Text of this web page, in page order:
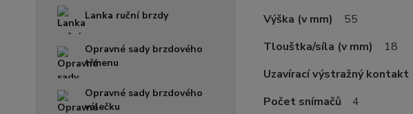
Lanka ruční brzdy
Opravné sady brzdového
třmenu
Opravné sady brzdového
válečku
Výška (v mm)
55
Tlouštka/síla (v mm)
18
Uzavírací výstražný kontakt
Počet snímačů 4